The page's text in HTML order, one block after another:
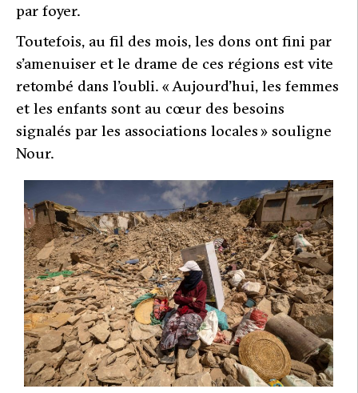
par foyer.
Toutefois, au fil des mois, les dons ont fini par
s’amenuiser et le drame de ces régions est vite
retombé dans l’oubli. « Aujourd’hui, les femmes
et les enfants sont au cœur des besoins
signalés par les associations locales » souligne
Nour.